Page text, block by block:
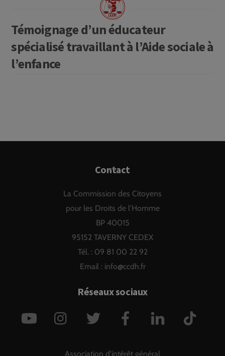
Témoignage d’un éducateur
spécialisé travaillant à l’Aide sociale à
l’enfance
Back
Top
Contact
La Commission des Citoyens
pour les Droits de l'Homme
BP 40015
95152 TAVERNY CEDEX
Tél. : 09 81 00 22 92
Email : info@ccdh.fr
Réseaux sociaux
YouTube Instagram Twitter Facebook LinkedIn
Association d'intérêt général